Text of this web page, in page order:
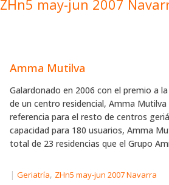
ZHn5 may-jun 2007
Amma Mutilva
Galardonado en 2006 con el premio a
de un centro residencial, Amma
referencia para el resto de centros
capacidad para 180 usuarios, Amma
total de 23 residencias que el Grupo
| Geriatría, ZHn5 may-jun 2007 Navarra